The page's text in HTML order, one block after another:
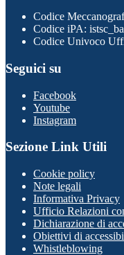
Codice
Codice iPA:
Codice Univoco
Seguici su
Facebook
Youtube
Instagram
Sezione Link Utili
Cookie policy
Note legali
Informativa Privacy
Ufficio Relazioni
Dichiarazione di
Obiettivi di
Whistleblowing